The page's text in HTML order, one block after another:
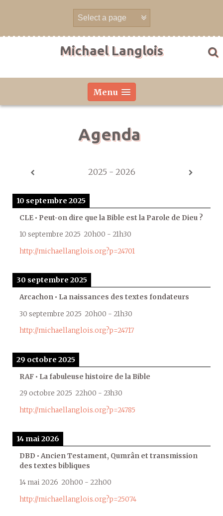
Michael Langlois
Menu
Agenda
2025 - 2026
10 septembre 2025
CLE • Peut-on dire que la Bible est la Parole de Dieu ?
10 septembre 2025 20h00 - 21h30
http://michaellanglois.org?p=24701
30 septembre 2025
Arcachon • La naissances des textes fondateurs
30 septembre 2025 20h00 - 21h30
http://michaellanglois.org?p=24717
29 octobre 2025
RAF • La fabuleuse histoire de la Bible
29 octobre 2025 22h00 - 23h30
http://michaellanglois.org?p=24785
14 mai 2026
DBD • Ancien Testament, Qumrân et transmission
des textes bibliques
14 mai 2026 20h00 - 22h00
http://michaellanglois.org?p=25074